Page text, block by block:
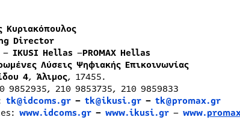
Κυριακόπουλος
Director
–IKUSI Hellas –PROMAX Hellas
Λύσεις Ψηφιακής Επικοινωνίας
4, Άλιμος, 17455.
9852935, 210 9853735, 210 9859833
tk@idcoms.gr– tk@ikusi.gr– tk@promax.gr
www.idcoms.gr– www.ikusi.gr– www.